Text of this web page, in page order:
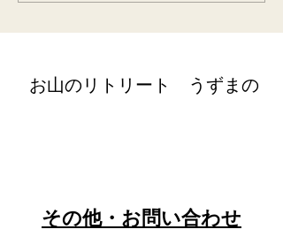
​お山のリトリート うずまの
​その他・お問い合わせ